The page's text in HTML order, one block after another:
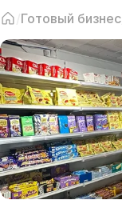
Готовый бизнес